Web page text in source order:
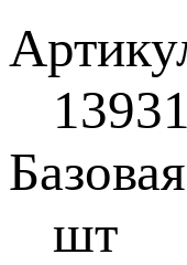
13931
шт